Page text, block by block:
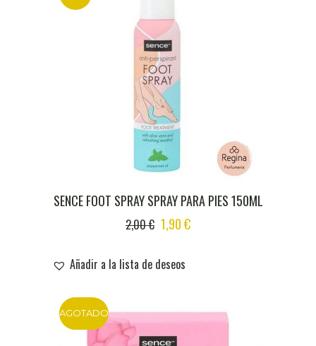
SENCE FOOT SPRAY SPRAY PARA PIES 150ML
2,00€ ORIGINAL
2,00 €.
1,90€CURRENT
Añadir a la lista de deseos
DTO
AGOTADO